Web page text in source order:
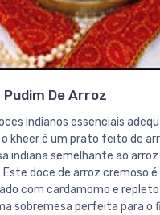
Pudim De Arroz
indianos essenciais
kheer é um prato feito de
indiana semelhante ao arroz
Este doce de arroz cremoso
com cardamomo e repleto
sobremesa perfeita para o